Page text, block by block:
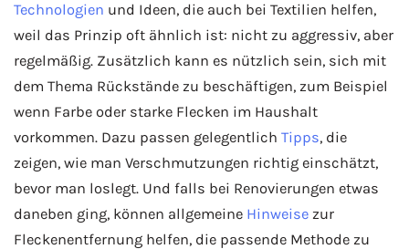
Technologien und Ideen, die auch bei Textilien helfen,
weil das Prinzip oft ähnlich ist: nicht zu aggressiv, aber
regelmäßig. Zusätzlich kann es nützlich sein, sich mit
dem Thema Rückstände zu beschäftigen, zum Beispiel
wenn Farbe oder starke Flecken im Haushalt
vorkommen. Dazu passen gelegentlich Tipps, die
zeigen, wie man Verschmutzungen richtig einschätzt,
bevor man loslegt. Und falls bei Renovierungen etwas
daneben ging, können allgemeine Hinweise zur
Fleckenentfernung helfen, die passende Methode zu